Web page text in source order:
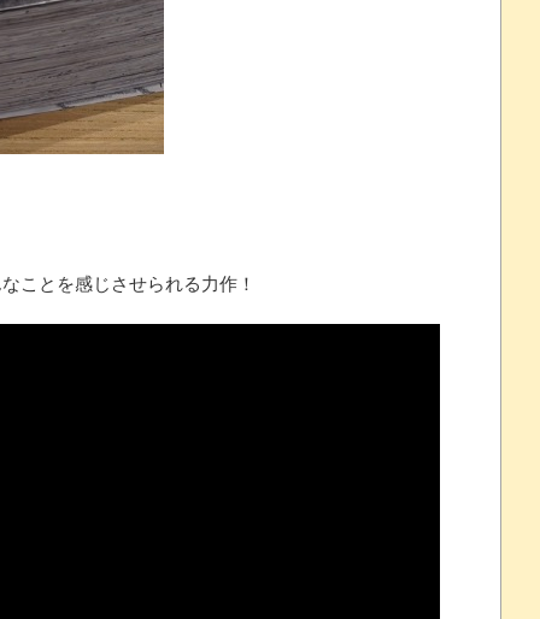
り上げた動画が葛飾北斎も大喜びの構図過ぎておも
！欧州gamescom 2026にて
レイ動画で当時が懐かしい。
07/25
ことを感じさせられる力作！